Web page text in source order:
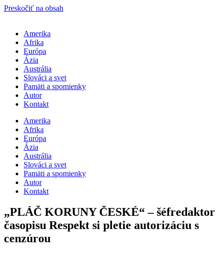
Preskočiť na obsah
Amerika
Afrika
Európa
Ázia
Austrália
Slováci a svet
Pamäti a spomienky
Autor
Kontakt
Amerika
Afrika
Európa
Ázia
Austrália
Slováci a svet
Pamäti a spomienky
Autor
Kontakt
„PLÁČ KORUNY ČESKÉ“ – šéfredaktor
časopisu Respekt si pletie autorizáciu s
cenzúrou